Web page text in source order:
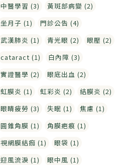
中醫學習 (3)
黃斑部病變 (2)
坐月子 (1)
門診公告 (4)
武漢肺炎 (1)
青光眼 (2)
眼壓 (2)
cataract (1)
白內障 (3)
實證醫學 (2)
眼底出血 (2)
虹膜炎 (1)
虹彩炎 (2)
結膜炎 (2)
眼睛疲勞 (3)
失眠 (1)
焦慮 (1)
圓錐角膜 (1)
角膜疤痕 (1)
視網膜結痂 (1)
眼袋 (1)
迎風流淚 (1)
眼中風 (1)